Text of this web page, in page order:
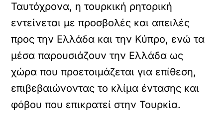
Ταυτόχρονα, η τουρκική ρητορική
εντείνεται με προσβολές και απειλές
προς την Ελλάδα και την Κύπρο, ενώ τα
μέσα παρουσιάζουν την Ελλάδα ως
χώρα που προετοιμάζεται για επίθεση,
επιβεβαιώνοντας το κλίμα έντασης και
φόβου που επικρατεί στην Τουρκία.